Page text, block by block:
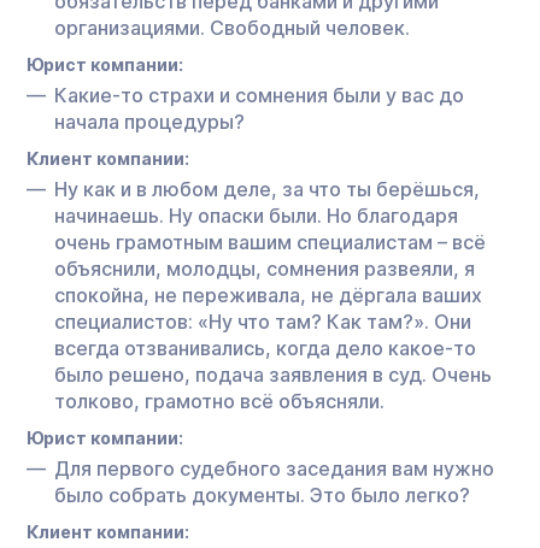
организациями. Свободный человек.
Юрист компании:
Какие-то страхи и сомнения были у вас до
начала процедуры?
Клиент компании:
Ну как и в любом деле, за что ты берёшься,
начинаешь. Ну опаски были. Но благодаря
очень грамотным вашим специалистам – всё
объяснили, молодцы, сомнения развеяли, я
спокойна, не переживала, не дёргала ваших
специалистов: «Ну что там? Как там?». Они
всегда отзванивались, когда дело какое-то
было решено, подача заявления в суд. Очень
толково, грамотно всё объясняли.
Юрист компании:
Для первого судебного заседания вам нужно
было собрать документы. Это было легко?
Клиент компании: